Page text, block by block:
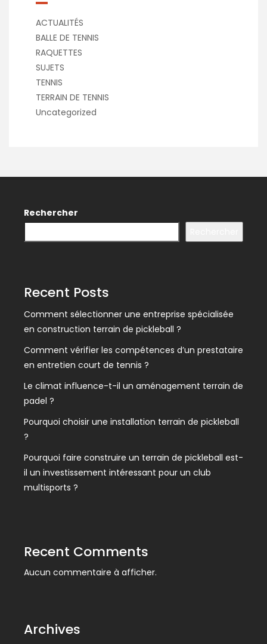
ACTUALITÉS
BALLE DE TENNIS
RAQUETTES
SUJETS
TENNIS
TERRAIN DE TENNIS
Uncategorized
Rechercher
Recent Posts
Comment sélectionner une entreprise spécialisée
en construction terrain de pickleball ?
Comment vérifier les compétences d’un prestataire
en entretien court de tennis ?
Le climat influence-t-il un aménagement terrain de
padel ?
Pourquoi choisir une installation terrain de pickleball
?
Pourquoi faire construire un terrain de pickleball est-
il un investissement intéressant pour un club
multisports ?
Recent Comments
Aucun commentaire à afficher.
Archives